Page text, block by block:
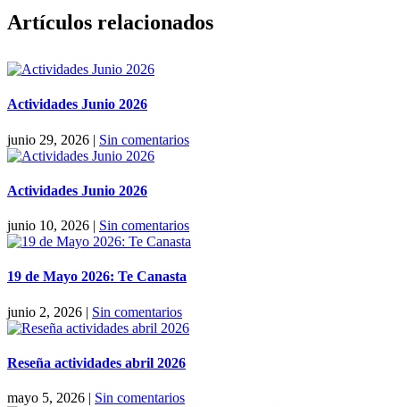
Facebook
X
Reddit
LinkedIn
Pinterest
Vk
Artículos relacionados
Actividades Junio 2026
junio 29, 2026 | Sin comentarios
Actividades Junio 2026
junio 10, 2026 | Sin comentarios
19 de Mayo 2026: Te Canasta
junio 2, 2026 | Sin comentarios
Reseña actividades abril 2026
mayo 5, 2026 | Sin comentarios